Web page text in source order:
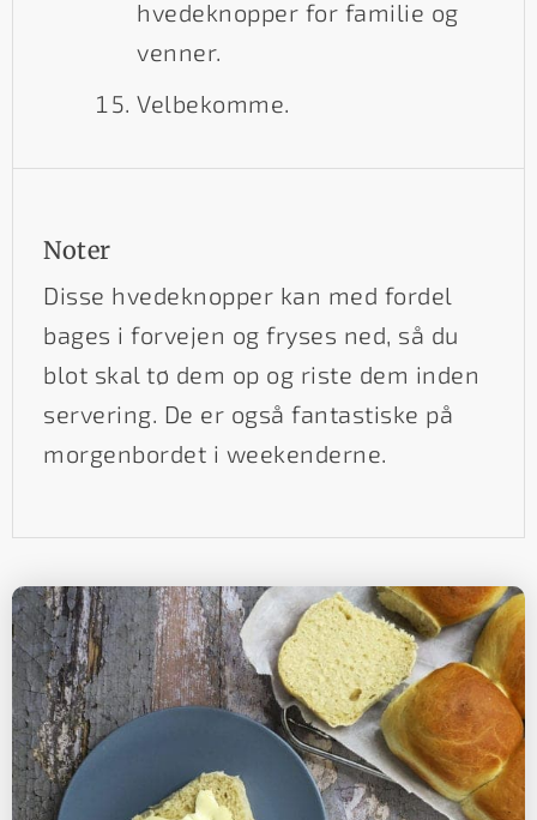
hvedeknopper for familie og
venner.
Velbekomme.
Noter
Disse hvedeknopper kan med fordel
bages i forvejen og fryses ned, så du
blot skal tø dem op og riste dem inden
servering. De er også fantastiske på
morgenbordet i weekenderne.